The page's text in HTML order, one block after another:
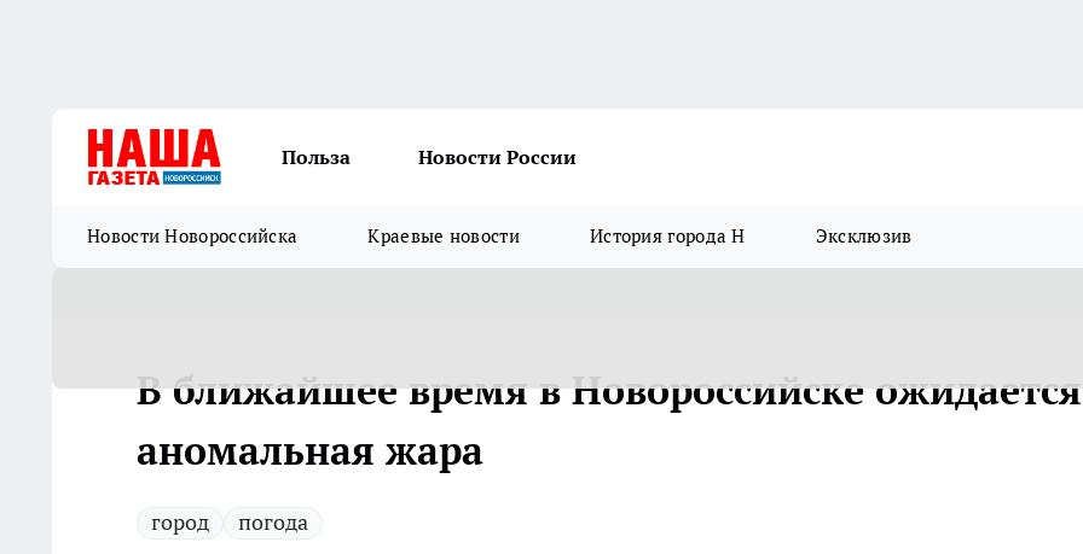
Польза Новости России
Новости Новороссийска Краевые новости История города Н Эксклюзив
В ближайшее время в Новороссийске ожидается
аномальная жара
город погода